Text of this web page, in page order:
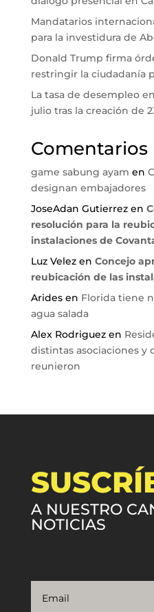
Mandatarios
para la investidura de
Donald Trump firma
restringir la ciudadanía
La tasa de desempleo en
julio tras la creación de
Comentarios
game sabung ayam en
designan embajadores
JoseAdan Gutierrezen
resolución para la
instalaciones de
Luz Velezen Concejo
reubicación de las
Aridesen Florida tiene
agua salada
Alex Rodriguezen
distintas asociaciones y
reunieron
A NUESTRO
NOTICIAS